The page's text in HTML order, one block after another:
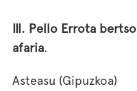
III. Pello Errota
afaria.
Asteasu (Gipuzkoa)